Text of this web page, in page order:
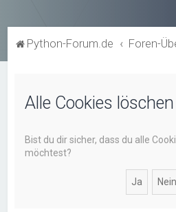
Python-Forum.de Foren-
Alle Cookies löschen
Bist du dir sicher, dass du alle
möchtest?